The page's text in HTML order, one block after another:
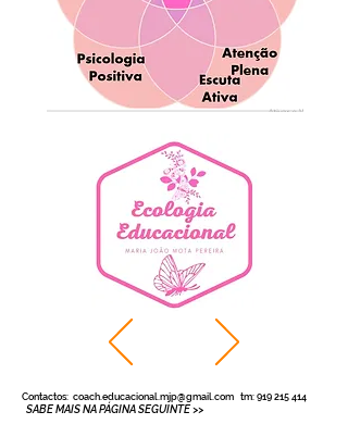
Contactos: coach.educacional.mjp@gmail.com tm: 919 215 414
SABE MAIS NA PÁGINA SEGUINTE>>